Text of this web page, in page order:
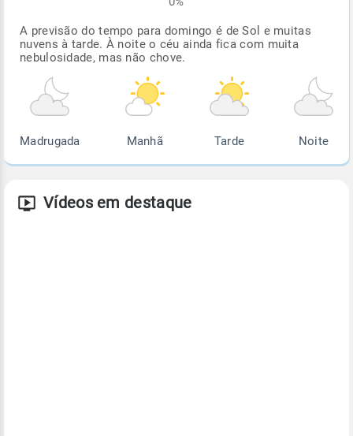
A previsão do tempo para domingo é de Sol e muitas
nuvens à tarde. À noite o céu ainda fica com muita
nebulosidade, mas não chove.
Madrugada Manhã Tarde Noite
Vídeos em destaque